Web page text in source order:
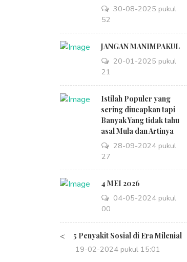
30-08-2025 pukul
18:52
JANGAN MANIMPAKUL
20-01-2025 pukul
09:21
Istilah Populer yang
sering diucapkan tapi
Banyak Yang tidak tahu
asal Mula dan Artinya
28-09-2024 pukul
14:27
4 MEI 2026
04-05-2024 pukul
08:00
< 5 Penyakit Sosial di Era Milenial
19-02-2024 pukul 15:01